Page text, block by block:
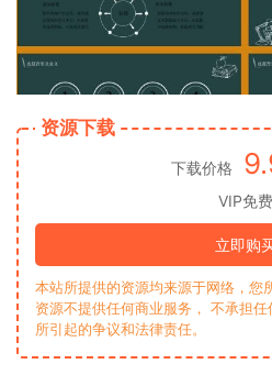
资源下载
下载价格
VIP免费
立即购
本站所提供的资源均来源于网络，您
资源不提供任何商业服务， 不承担
所引起的争议和法律责任。